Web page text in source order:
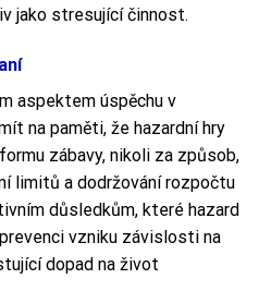
jako stresující činnost.
aspektem úspěchu v
na paměti, že hazardní hry
zábavy, nikoli za způsob,
limitů a dodržování rozpočtu
důsledkům, které hazard
vzniku závislosti na
dopad na život